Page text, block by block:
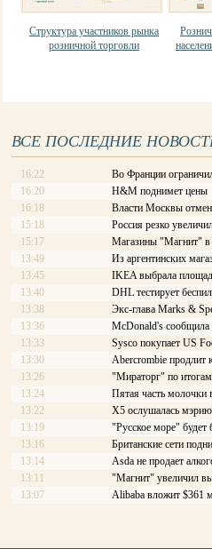
Структура участников рынка
розничной торговли
ВСЕ ПОСЛЕДНИЕ
16:22
Во Франции
16:20
H&M поднимет цены
16:18
Власти Москвы
15:18
Россия резко
15:17
Магазины "Магнит" в
13:49
Из аргентинских
13:45
IKEA выбрала
13:40
DHL тестирует
13:38
Экс-глава Marks &
13:36
McDonald's
13:33
Sysco покупает US
13:30
Abercrombie продлит
13:26
"Мираторг" по итогам
13:24
Пятая часть молочки
13:22
X5 ослушалась
13:19
"Русское море" будет
13:16
Британские сети
13:14
Asda не продает
13:11
"Магнит" увеличил
13:07
Alibaba вложит $361